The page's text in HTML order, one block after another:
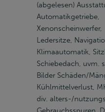
(abgelesen)
Automatikgetriebe,
Xenonscheinwerfer,
Ledersitze,
Klimaautomatik,
Schiebedach, uvm.
Bilder Schäden/
Kühlmittelverlust,
div. alters-/